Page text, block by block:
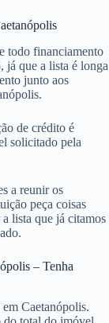
todo financiamento
já que a lista é longa
junto aos
de crédito é
solicitado pela
a reunir os
peça coisas
lista que já citamos
– Tenha
Caetanópolis.